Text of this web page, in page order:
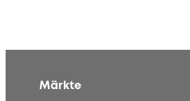
Märkte